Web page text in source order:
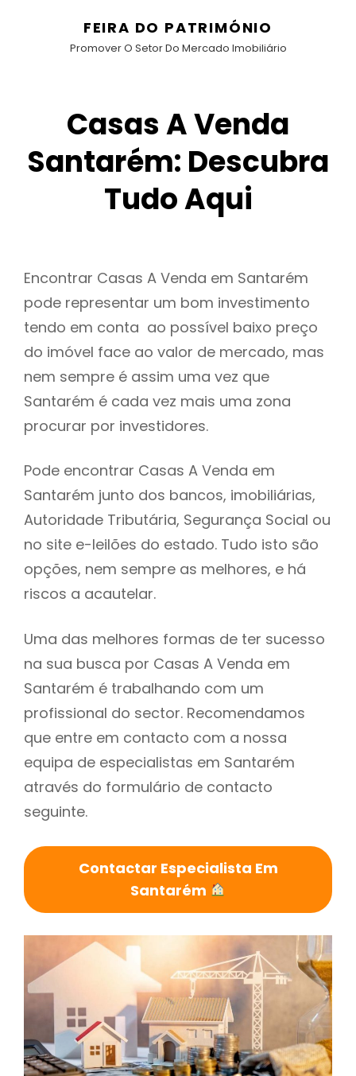
FEIRA DO PATRIMÓNIO
Promover O Setor Do Mercado Imobiliário
Casas A Venda
Santarém: Descubra
Tudo Aqui
Encontrar Casas A Venda em Santarém
pode representar um bom investimento
tendo em conta ao possível baixo preço
do imóvel face ao valor de mercado, mas
nem sempre é assim uma vez que
Santarém é cada vez mais uma zona
procurar por investidores.
Pode encontrar Casas A Venda em
Santarém junto dos bancos, imobiliárias,
Autoridade Tributária, Segurança Social ou
no site e-leilões do estado. Tudo isto são
opções, nem sempre as melhores, e há
riscos a acautelar.
Uma das melhores formas de ter sucesso
na sua busca por Casas A Venda em
Santarém é trabalhando com um
profissional do sector. Recomendamos
que entre em contacto com a nossa
equipa de especialistas em Santarém
através do formulário de contacto
seguinte.
Contactar Especialista Em
Santarém